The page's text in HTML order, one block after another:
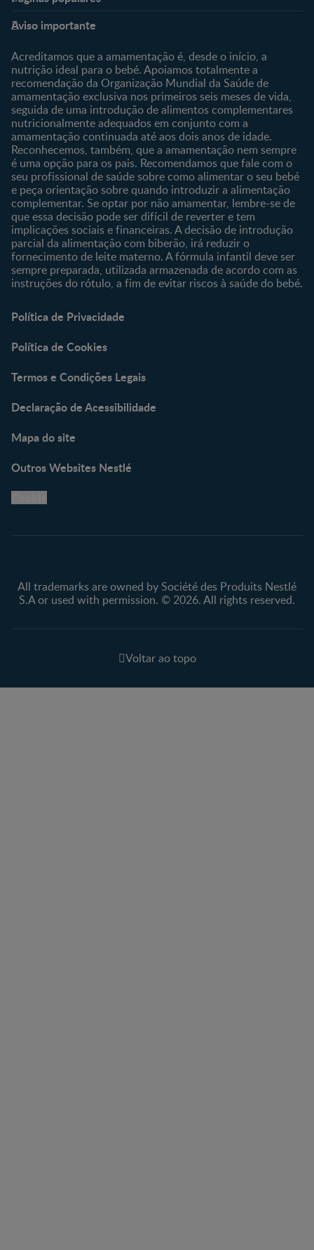
Sobre Nós
Sobre o Clube
Clube Bebé Nestlé
Entrar/Registe-se
Comprar
Os nossos produtos
As nossas marcas
Aviso importante
Acreditamos que a amamentação é, desde o início, a
nutrição ideal para o bebé. Apoiamos totalmente a
recomendação da Organização Mundial da Saúde de
amamentação exclusiva nos primeiros seis meses de vida,
seguida de uma introdução de alimentos complementares
nutricionalmente adequados em conjunto com a
amamentação continuada até aos dois anos de idade.
Reconhecemos, também, que a amamentação nem sempre
é uma opção para os pais. Recomendamos que fale com o
seu profissional de saúde sobre como alimentar o seu bebé
e peça orientação sobre quando introduzir a alimentação
complementar. Se optar por não amamentar, lembre-se de
que essa decisão pode ser difícil de reverter e tem
implicações sociais e financeiras. A decisão de introdução
parcial da alimentação com biberão, irá reduzir o
fornecimento de leite materno. A fórmula infantil deve ser
sempre preparada, utilizada armazenada de acordo com as
instruções do rótulo, a fim de evitar riscos à saúde do bebé.
Política de Privacidade
Política de Cookies
Termos e Condições Legais
Declaração de Acessibilidade
Mapa do site
Outros Websites Nestlé
All trademarks are owned by Société des Produits Nestlé
S.A or used with permission. © 2026. All rights reserved.
Voltar ao topo